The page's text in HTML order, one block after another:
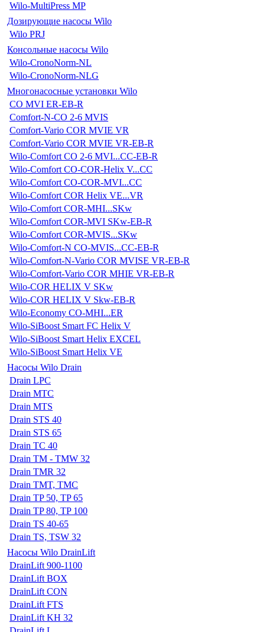
Wilo-MultiPress MP
Дозирующие насосы Wilo
Wilo PRJ
Консольные насосы Wilo
Wilo-CronoNorm-NL
Wilo-CronoNorm-NLG
Многонасосные установки Wilo
CO MVI ER-EB-R
Comfort-N-CO 2-6 MVIS
Comfort-Vario COR MVIE VR
Comfort-Vario COR MVIE VR-EB-R
Wilo-Comfort CO 2-6 MVI...CC-EB-R
Wilo-Comfort CO-COR-Helix V...CC
Wilo-Comfort CO-COR-MVI...CC
Wilo-Comfort COR Helix VE...VR
Wilo-Comfort COR-MHI...SKw
Wilo-Comfort COR-MVI SKw-EB-R
Wilo-Comfort COR-MVIS...SKw
Wilo-Comfort-N CO-MVIS...CC-EB-R
Wilo-Comfort-N-Vario COR MVISE VR-EB-R
Wilo-Comfort-Vario COR MHIE VR-EB-R
Wilo-COR HELIX V SKw
Wilo-COR HELIX V Skw-EB-R
Wilo-Economy CO-MHI...ER
Wilo-SiBoost Smart FC Helix V
Wilo-SiBoost Smart Helix EXCEL
Wilo-SiBoost Smart Helix VE
Насосы Wilo Drain
Drain LPC
Drain MTC
Drain MTS
Drain STS 40
Drain STS 65
Drain TC 40
Drain TM - TMW 32
Drain TMR 32
Drain TMT, TMC
Drain TP 50, TP 65
Drain TP 80, TP 100
Drain TS 40-65
Drain TS, TSW 32
Насосы Wilo DrainLift
DrainLift 900-1100
DrainLift BOX
DrainLift CON
DrainLift FTS
DrainLift KH 32